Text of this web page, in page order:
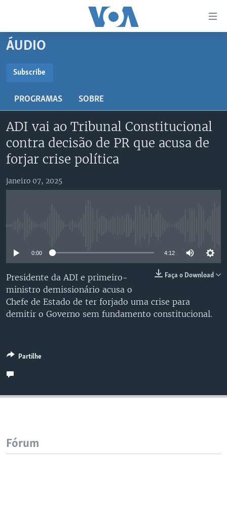
Acesso
para
Navegação
principal
para
Pesquisa
ANGOLA
GUINÉ-BISSAU
ÁFRICA E MUNDO
BRASIL
DOSSIERS ESPECIAIS
AFRICA AGORA
VÍDEOS
VOA60 ÁFRICA
VOA 60 CLIMA
VOA60 MUNDO
ÁUDIO
ENTRETENIMENTO
ÁUDIO
Subscribe
PROGRAMAS SOBRE
ADI vai ao Tribunal Constitucional
contra decisão de PR que acusa de
forjar crise política
janeiro 07, 2025
0:00 4:12
Faça o Download
Presidente da ADI e primeiro-
ministro demissionário acusa o
Chefe de Estado de ter forjado uma crise para
demitir o Governo sem fundamento constitucional.
Partilhe
Fórum